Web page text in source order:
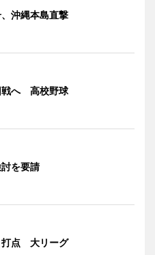
沖縄本島直撃
戦へ 高校野球
を要請
打点 大リーグ